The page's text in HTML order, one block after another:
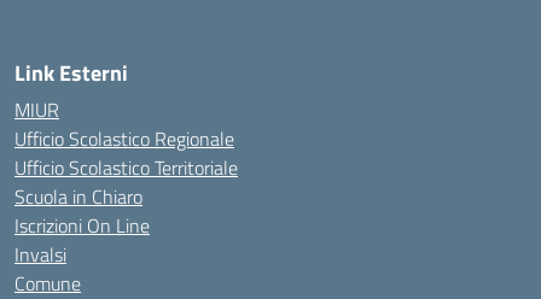
Link Esterni
MIUR
Ufficio Scolastico Regionale
Ufficio Scolastico Territoriale
Scuola in Chiaro
Iscrizioni On Line
Invalsi
Comune